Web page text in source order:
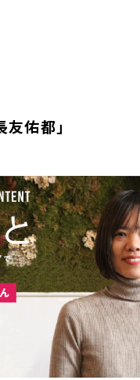
佑都」